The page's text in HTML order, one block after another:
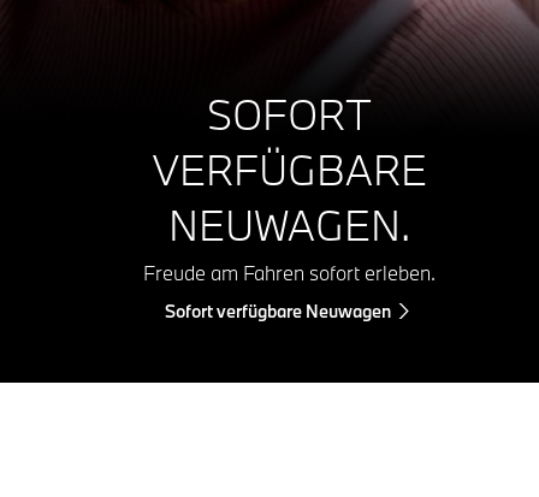
SOFORT
VERFÜGBARE
NEUWAGEN.
Freude am Fahren sofort erleben.
Sofort verfügbare Neuwagen